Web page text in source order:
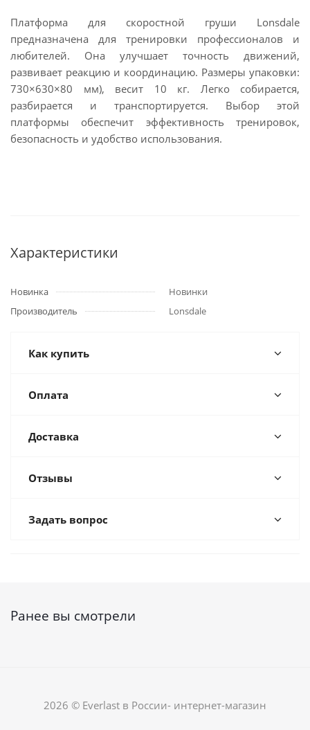
Платформа для скоростной груши Lonsdale
предназначена для тренировки профессионалов и
любителей. Она улучшает точность движений,
развивает реакцию и координацию. Размеры упаковки:
730×630×80 мм), весит 10 кг. Легко собирается,
разбирается и транспортируется. Выбор этой
платформы обеспечит эффективность тренировок,
безопасность и удобство использования.
Характеристики
Новинка
Новинки
Производитель
Lonsdale
Как купить
Оплата
Доставка
Отзывы
Задать вопрос
Ранее вы смотрели
2026 © Everlast в России- интернет-магазин